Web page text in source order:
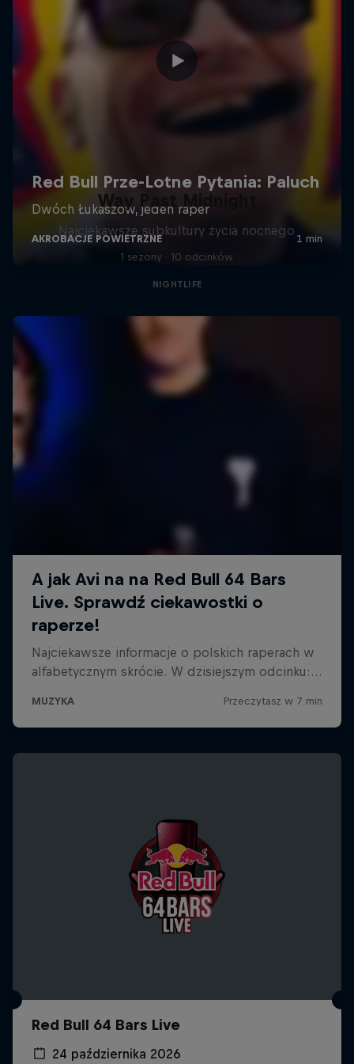
Way Past Midnight
Najciekawsze subkultury życia nocnego
1 sezony · 10 odcinków
NIGHTLIFE
Red Bull 64 Bars Live
24 października 2026